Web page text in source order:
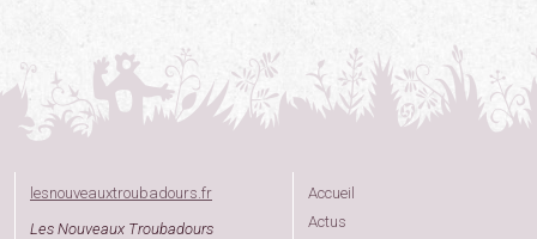
lesnouveauxtroubadours.fr
Les Nouveaux Troubadours
Accueil
Actus